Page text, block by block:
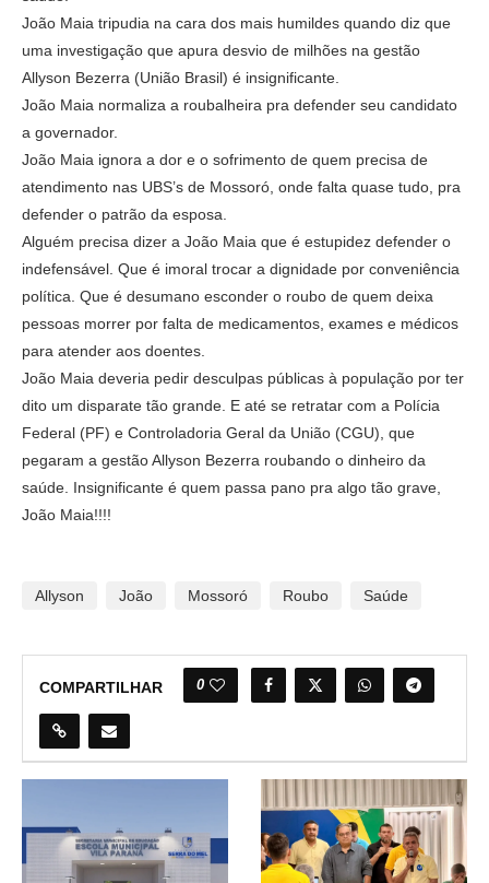
João Maia tripudia na cara dos mais humildes quando diz que
uma investigação que apura desvio de milhões na gestão
Allyson Bezerra (União Brasil) é insignificante.
João Maia normaliza a roubalheira pra defender seu candidato
a governador.
João Maia ignora a dor e o sofrimento de quem precisa de
atendimento nas UBS’s de Mossoró, onde falta quase tudo, pra
defender o patrão da esposa.
Alguém precisa dizer a João Maia que é estupidez defender o
indefensável. Que é imoral trocar a dignidade por conveniência
política. Que é desumano esconder o roubo de quem deixa
pessoas morrer por falta de medicamentos, exames e médicos
para atender aos doentes.
João Maia deveria pedir desculpas públicas à população por ter
dito um disparate tão grande. E até se retratar com a Polícia
Federal (PF) e Controladoria Geral da União (CGU), que
pegaram a gestão Allyson Bezerra roubando o dinheiro da
saúde. Insignificante é quem passa pano pra algo tão grave,
João Maia!!!!
Allyson João Mossoró Roubo Saúde
COMPARTILHAR 0